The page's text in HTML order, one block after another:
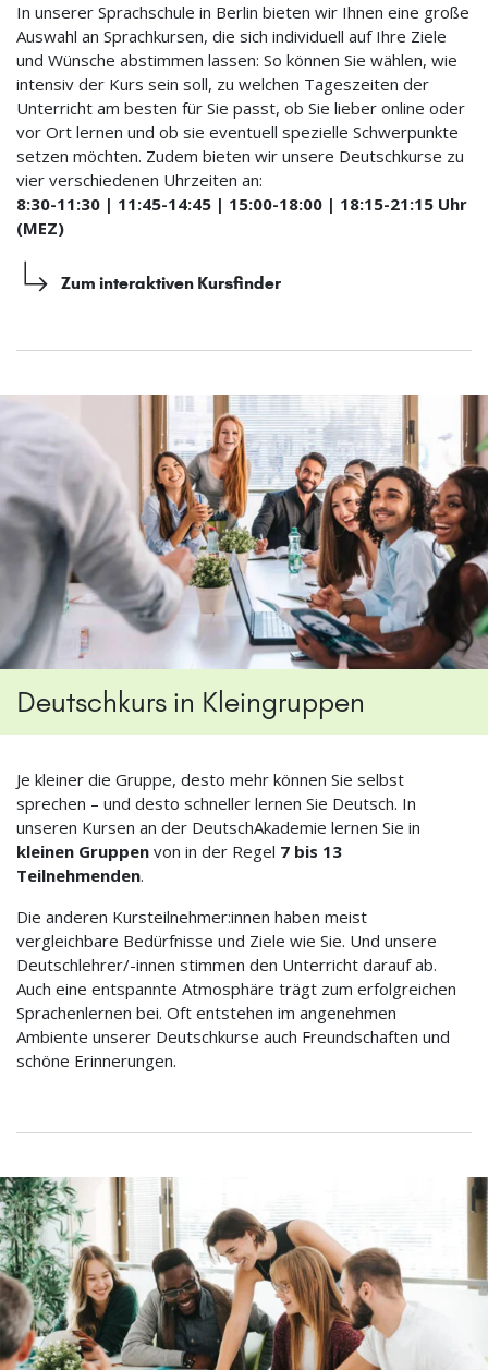
In unserer Sprachschule in Berlin bieten wir Ihnen eine große
Auswahl an Sprachkursen, die sich individuell auf Ihre Ziele
und Wünsche abstimmen lassen: So können Sie wählen, wie
intensiv der Kurs sein soll, zu welchen Tageszeiten der
Unterricht am besten für Sie passt, ob Sie lieber online oder
vor Ort lernen und ob sie eventuell spezielle Schwerpunkte
setzen möchten. Zudem bieten wir unsere Deutschkurse zu
vier verschiedenen Uhrzeiten an:
8:30-11:30 | 11:45-14:45 | 15:00-18:00 | 18:15-21:15 Uhr
(MEZ)
Zum interaktiven Kursfinder
Deutschkurs in Kleingruppen
Je kleiner die Gruppe, desto mehr können Sie selbst
sprechen – und desto schneller lernen Sie Deutsch. In
unseren Kursen an der DeutschAkademie lernen Sie in
kleinen Gruppen von in der Regel 7 bis 13
Teilnehmenden.
Die anderen Kursteilnehmer:innen haben meist
vergleichbare Bedürfnisse und Ziele wie Sie. Und unsere
Deutschlehrer/-innen stimmen den Unterricht darauf ab.
Auch eine entspannte Atmosphäre trägt zum erfolgreichen
Sprachenlernen bei. Oft entstehen im angenehmen
Ambiente unserer Deutschkurse auch Freundschaften und
schöne Erinnerungen.